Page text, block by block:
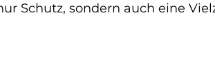
Schutz, sondern auch eine